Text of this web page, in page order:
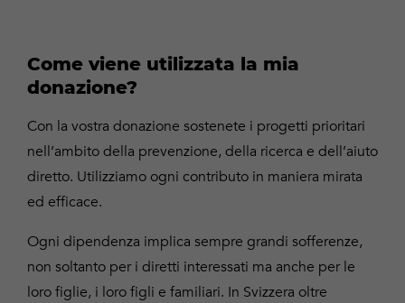
Come viene utilizzata la mia
donazione?
Con la vostra donazione sostenete i progetti prioritari
nell’ambito della prevenzione, della ricerca e dell’aiuto
diretto. Utilizziamo ogni contributo in maniera mirata
ed efficace.
Ogni dipendenza implica sempre grandi sofferenze,
non soltanto per i diretti interessati ma anche per le
loro figlie, i loro figli e familiari. In Svizzera oltre